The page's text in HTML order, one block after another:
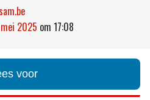
mei 2025 om 17:08
voor